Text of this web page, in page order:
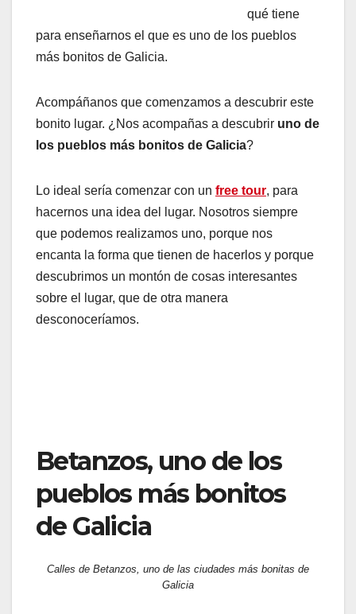
qué tiene
para enseñarnos el que es uno de los pueblos
más bonitos de Galicia.
Acompáñanos que comenzamos a descubrir este
bonito lugar. ¿Nos acompañas a descubrir uno de
los pueblos más bonitos de Galicia?
Lo ideal sería comenzar con un free tour, para
hacernos una idea del lugar. Nosotros siempre
que podemos realizamos uno, porque nos
encanta la forma que tienen de hacerlos y porque
descubrimos un montón de cosas interesantes
sobre el lugar, que de otra manera
desconoceríamos.
Betanzos, uno de los
pueblos más bonitos
de Galicia
Calles de Betanzos, uno de las ciudades más bonitas de
Galicia